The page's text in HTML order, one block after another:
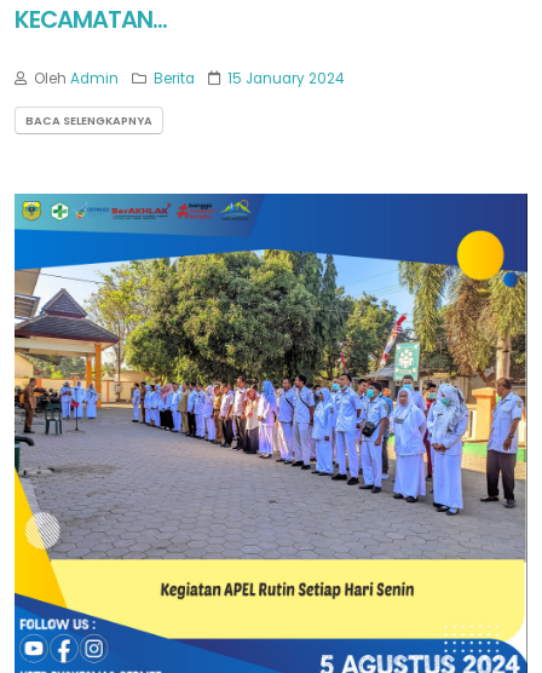
KECAMATAN...
Oleh Admin Berita 15 January 2024
BACA SELENGKAPNYA